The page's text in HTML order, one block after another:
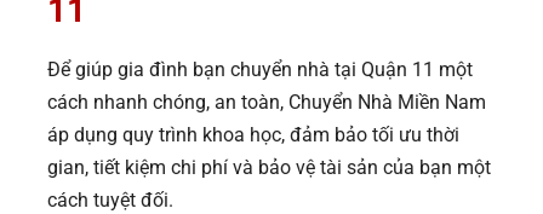
11
Để giúp gia đình bạn chuyển nhà tại Quận 11 một
cách nhanh chóng, an toàn, Chuyển Nhà Miền Nam
áp dụng quy trình khoa học, đảm bảo tối ưu thời
gian, tiết kiệm chi phí và bảo vệ tài sản của bạn một
cách tuyệt đối.